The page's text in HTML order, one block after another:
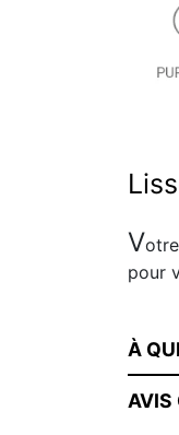
V
pour
À
AVIS